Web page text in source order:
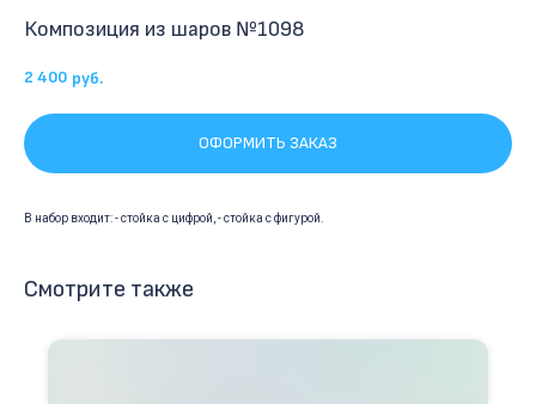
Композиция из шаров №1098
2 400 руб.
ОФОРМИТЬ ЗАКАЗ
В набор входит: - стойка с цифрой, - стойка с фигурой.
Смотрите также